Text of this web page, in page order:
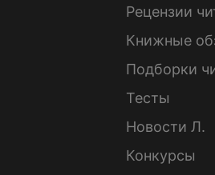
Рецензии
Книжные
Подборки
Тесты
Новости Л.
Конкурсы